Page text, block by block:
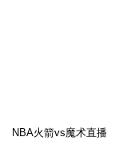
NBA火箭vs魔术直播